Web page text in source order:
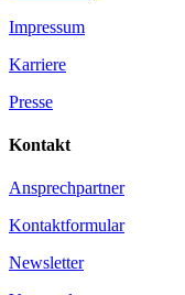
Impressum
Karriere
Presse
Kontakt
Ansprechpartner
Kontaktformular
Newsletter